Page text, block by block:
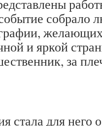
собрало
желающих
и яркой
за
для него